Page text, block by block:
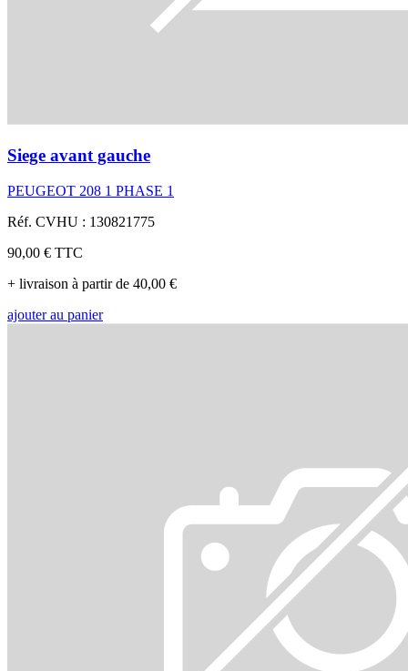
Siege avant gauche
PEUGEOT 208 1 PHASE 1
Réf. CVHU : 130821775
90,00 € TTC
+ livraison à partir de 40,00 €
ajouter au panier